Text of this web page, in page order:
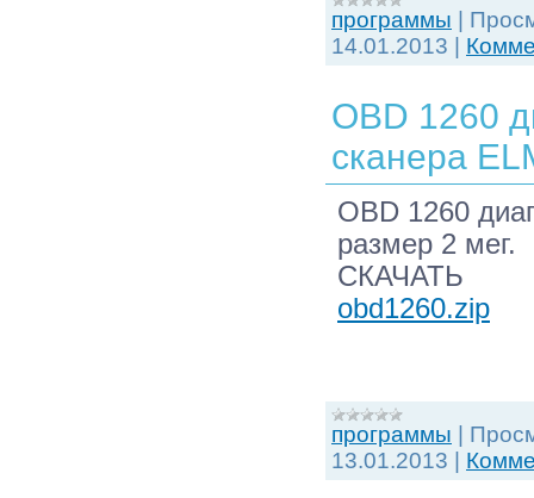
программы |
14.01.2013 |
OBD 1260
сканера
OBD 1260
размер 2 мег.
СКАЧАТЬ
obd1260.zip
программы
13.01.2013